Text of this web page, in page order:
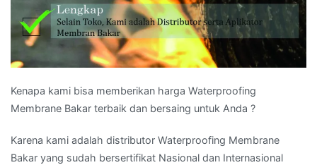
Kenapa kami bisa memberikan harga Waterproofing
Membrane Bakar terbaik dan bersaing untuk Anda ?
Karena kami adalah distributor Waterproofing Membrane
Bakar yang sudah bersertifikat Nasional dan Internasional